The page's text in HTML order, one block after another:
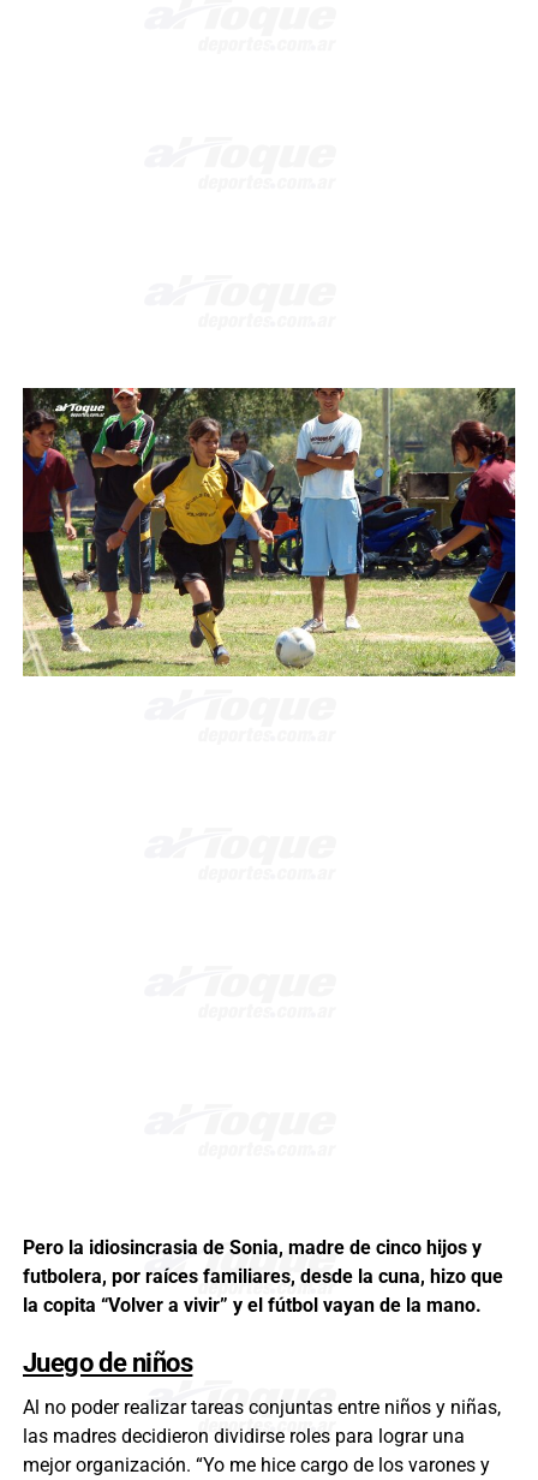
Pero la idiosincrasia de Sonia, madre de cinco hijos y
futbolera, por raíces familiares, desde la cuna, hizo que
la copita “Volver a vivir” y el fútbol vayan de la mano.
Juego de niños
Al no poder realizar tareas conjuntas entre niños y niñas,
las madres decidieron dividirse roles para lograr una
mejor organización. “Yo me hice cargo de los varones y